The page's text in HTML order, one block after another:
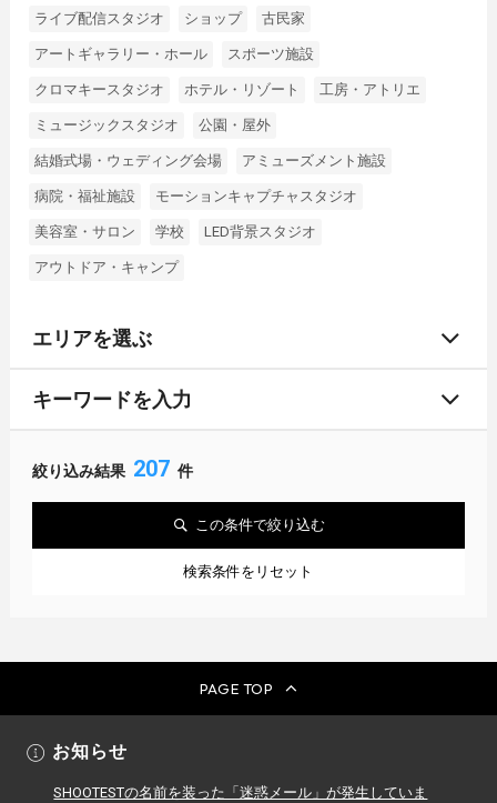
ライブ配信スタジオ ショップ 古民家
アートギャラリー・ホール スポーツ施設
クロマキースタジオ ホテル・リゾート 工房・アトリエ
ミュージックスタジオ 公園・屋外
結婚式場・ウェディング会場 アミューズメント施設
病院・福祉施設 モーションキャプチャスタジオ
美容室・サロン 学校 LED背景スタジオ
アウトドア・キャンプ
エリアを選ぶ
キーワードを入力
絞り込み結果 207 件
この条件で絞り込む
検索条件をリセット
PAGE TOP
お知らせ
SHOOTESTの名前を装った「迷惑メール」が発生していま